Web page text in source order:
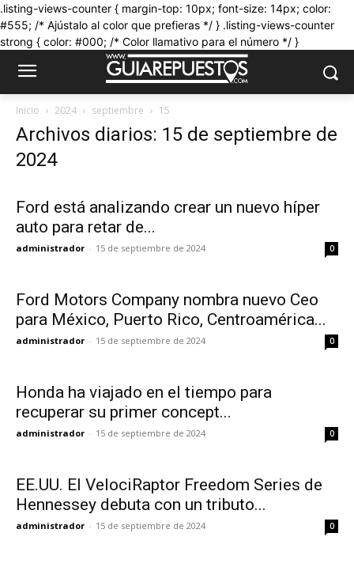
.listing-views-counter { margin-top: 10px; font-size: 14px; color:
#555; /* Ajústalo al color que prefieras */ } .listing-views-counter
strong { color: #000; /* Color llamativo para el número */ }
Inicio 2024 septiembre 15
Archivos diarios: 15 de septiembre de
2024
Ford está analizando crear un nuevo híper
auto para retar de...
administrador - 15 de septiembre de 2024 0
Ford Motors Company nombra nuevo Ceo
para México, Puerto Rico, Centroamérica...
administrador - 15 de septiembre de 2024 0
Honda ha viajado en el tiempo para
recuperar su primer concept...
administrador - 15 de septiembre de 2024 0
EE.UU. El VelociRaptor Freedom Series de
Hennessey debuta con un tributo...
administrador - 15 de septiembre de 2024 0